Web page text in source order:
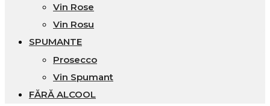
Vin Rose
Vin Rosu
SPUMANTE
Prosecco
Vin Spumant
FĂRĂ ALCOOL